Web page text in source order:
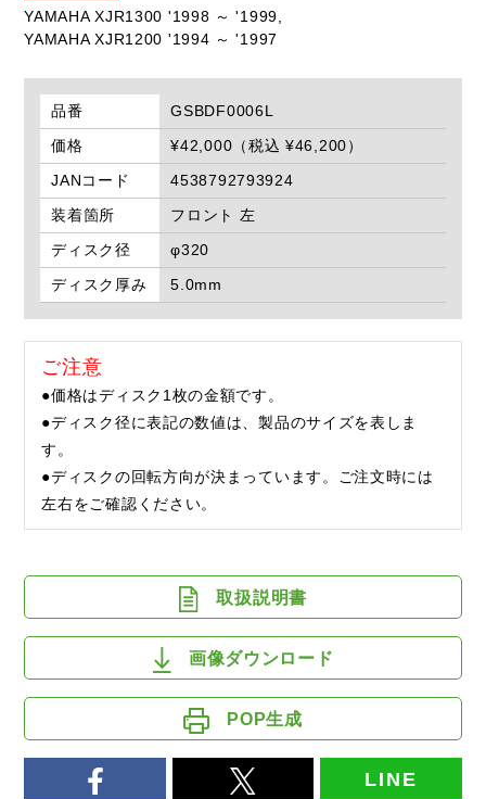
YAMAHA XJR1300 '1998 ～ '1999,
YAMAHA XJR1200 '1994 ～ '1997
品番
GSBDF0006L
価格
¥42,000（税込 ¥46,200）
JANコード
4538792793924
装着箇所
フロント 左
ディスク径
φ320
ディスク厚み
5.0mm
ご注意
●価格はディスク1枚の金額です。
●ディスク径に表記の数値は、製品のサイズを表しま
す。
●ディスクの回転方向が決まっています。ご注文時には
左右をご確認ください。
取扱説明書
画像ダウンロード
POP生成
LINE